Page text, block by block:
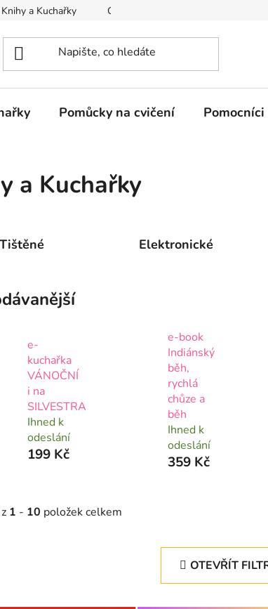
Knihy a Kuchařky CVIČENÍ
Pomůcky na cvičení
a Kuchařky
Tištěné Elektronické
e-
kuchařka
VÁNOČNÍ
i na
SILVESTRA
Ihned k
odeslání
199 Kč
e-book
Indiánský
běh,
rychlá
chůze a
běh
Ihned k
odeslání
359 Kč
z 1 - 10 položek celkem
OTEVŘÍT